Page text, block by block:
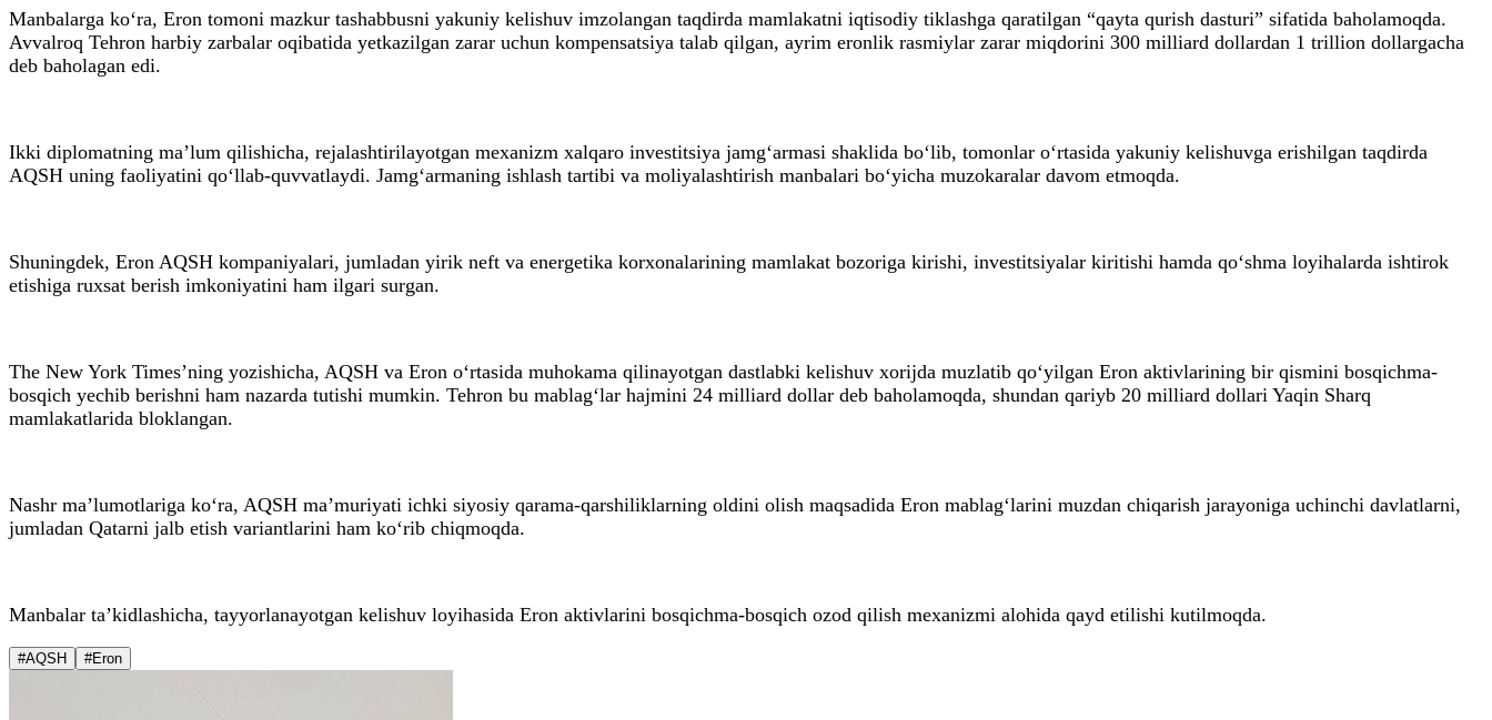
Manbalarga ko‘ra, Eron tomoni mazkur tashabbusni yakuniy kelishuv imzolangan taqdirda mamlakatni iqtisodiy tiklashga qaratilgan “qayta qurish dasturi” sifatida baholamoqda.
Avvalroq Tehron harbiy zarbalar oqibatida yetkazilgan zarar uchun kompensatsiya talab qilgan, ayrim eronlik rasmiylar zarar miqdorini 300 milliard dollardan 1 trillion dollargacha
deb baholagan edi.
Ikki diplomatning ma’lum qilishicha, rejalashtirilayotgan mexanizm xalqaro investitsiya jamg‘armasi shaklida bo‘lib, tomonlar o‘rtasida yakuniy kelishuvga erishilgan taqdirda
AQSH uning faoliyatini qo‘llab-quvvatlaydi. Jamg‘armaning ishlash tartibi va moliyalashtirish manbalari bo‘yicha muzokaralar davom etmoqda.
Shuningdek, Eron AQSH kompaniyalari, jumladan yirik neft va energetika korxonalarining mamlakat bozoriga kirishi, investitsiyalar kiritishi hamda qo‘shma loyihalarda ishtirok
etishiga ruxsat berish imkoniyatini ham ilgari surgan.
The New York Times’ning yozishicha, AQSH va Eron o‘rtasida muhokama qilinayotgan dastlabki kelishuv xorijda muzlatib qo‘yilgan Eron aktivlarining bir qismini bosqichma-
bosqich yechib berishni ham nazarda tutishi mumkin. Tehron bu mablag‘lar hajmini 24 milliard dollar deb baholamoqda, shundan qariyb 20 milliard dollari Yaqin Sharq
mamlakatlarida bloklangan.
Nashr ma’lumotlariga ko‘ra, AQSH ma’muriyati ichki siyosiy qarama-qarshiliklarning oldini olish maqsadida Eron mablag‘larini muzdan chiqarish jarayoniga uchinchi davlatlarni,
jumladan Qatarni jalb etish variantlarini ham ko‘rib chiqmoqda.
Manbalar ta’kidlashicha, tayyorlanayotgan kelishuv loyihasida Eron aktivlarini bosqichma-bosqich ozod qilish mexanizmi alohida qayd etilishi kutilmoqda.
#AQSH #Eron